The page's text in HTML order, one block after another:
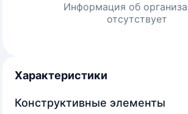
Информация об
отсутствует
Характеристики
Конструктивные элементы